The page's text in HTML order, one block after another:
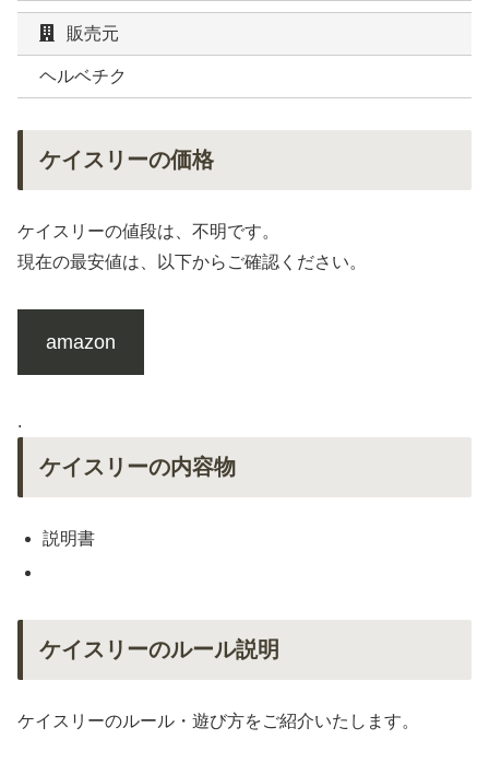
販売元
ヘルベチク
ケイスリーの価格
ケイスリーの値段は、不明です。
現在の最安値は、以下からご確認ください。
amazon
.
ケイスリーの内容物
説明書
ケイスリーのルール説明
ケイスリーのルール・遊び方をご紹介いたします。